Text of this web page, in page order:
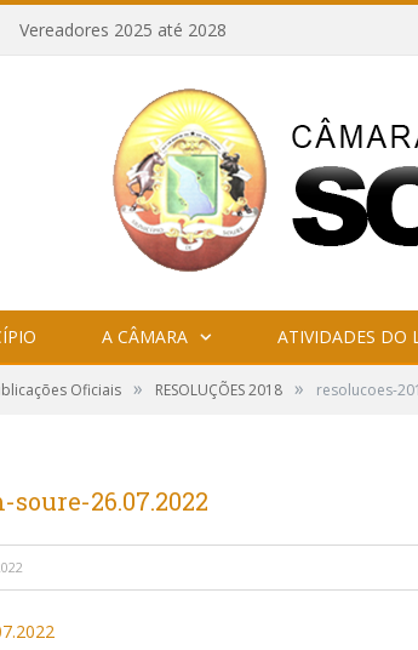
Vereadores 2025 até 2028
A CÂMARA ATIVIDADES DO
Oficiais » RESOLUÇÕES 2018 » resolucoes-
soure-26.07.2022